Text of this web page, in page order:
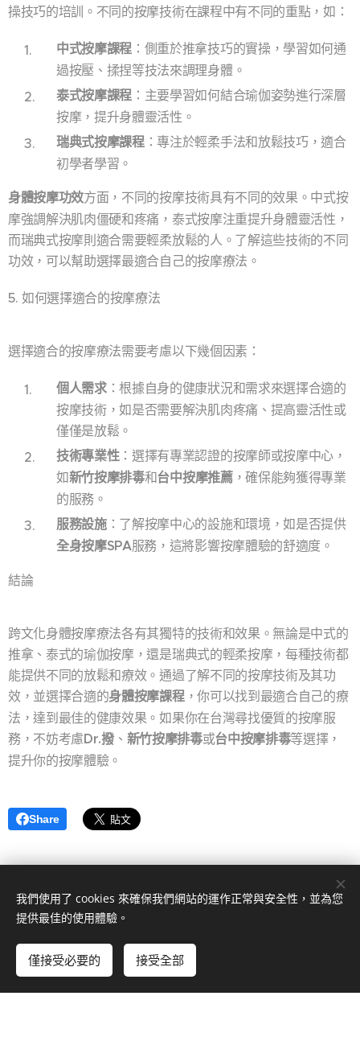
操技巧的培訓。不同的按摩技術在課程中有不同的重點，如：
中式按摩課程 ：側重於推拿技巧的實操，學習如何通
過按壓、揉捏等技法來調理身體。
泰式按摩課程 ：主要學習如何結合瑜伽姿勢進行深層
按摩，提升身體靈活性。
瑞典式按摩課程：專注於輕柔手法和放鬆技巧，適合
初學者學習。
身體按摩功效方面，不同的按摩技術具有不同的效果。中式按
摩強調解決肌肉僵硬和疼痛，泰式按摩注重提升身體靈活性，
而瑞典式按摩則適合需要輕柔放鬆的人。了解這些技術的不同
功效，可以幫助選擇最適合自己的按摩療法。
5. 如何選擇適合的按摩療法
選擇適合的按摩療法需要考慮以下幾個因素：
個人需求：根據自身的健康狀況和需求來選擇合適的
按摩技術，如是否需要解決肌肉疼痛、提高靈活性或
僅僅是放鬆。
技術專業性：選擇有專業認證的按摩師或按摩中心，
如新竹按摩排毒和台中按摩推薦，確保能夠獲得專業
的服務。
服務設施：了解按摩中心的設施和環境，如是否提供
全身按摩SPA服務，這將影響按摩體驗的舒適度。
結論
跨文化身體按摩療法各有其獨特的技術和效果。無論是中式的
推拿、泰式的瑜伽按摩，還是瑞典式的輕柔按摩，每種技術都
能提供不同的放鬆和療效。通過了解不同的按摩技術及其功
效，並選擇合適的身體按摩課程，你可以找到最適合自己的療
法，達到最佳的健康效果。如果你在台灣尋找優質的按摩服
務，不妨考慮Dr.撥、 新竹按摩排毒或台中按摩排毒等選擇，
提升你的按摩體驗。
Share
© 2024 版權所有
Webnode 提供技術支援
免費建立您的網站！
我們使用了 cookies 來確保我們網站的運作正常與安全性，並為您
提供最佳的使用體驗。
僅接受必要的 接受全部